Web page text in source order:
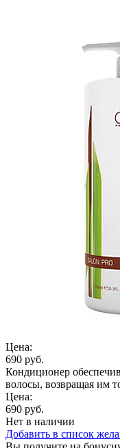
Цена:
690 руб.
Кондиционер
волосы, возвращая им
Цена:
690 руб.
Нет в наличии
Добавить в список